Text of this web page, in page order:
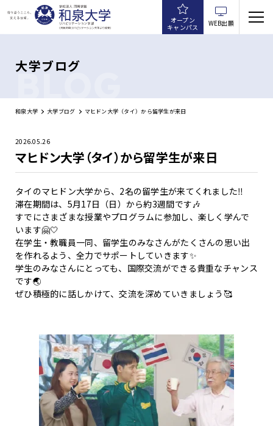
オープン
キャンパス
WEB出願
大学ブログ
BLOG
和泉大学 大学ブログ マヒドン大学（タイ）から留学生が来日
2026.05.26
マヒドン大学（タイ）から留学生が来日
タイのマヒドン大学から、2名の留学生が来てくれました‼
滞在期間は、5月17日（日）から約3週間です🎶
すでにさまざまな授業やプログラムに参加し、楽しく学んで
います🤗🤍
在学生・教職員一同、留学生のみなさんがたくさんの思い出
を作れるよう、全力でサポートしていきます✨
学生のみなさんにとっても、国際交流ができる貴重なチャンス
です🌏
ぜひ積極的に話しかけて、交流を深めていきましょう🥰